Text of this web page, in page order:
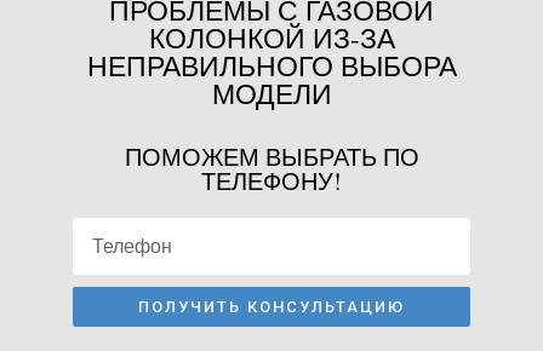
ПРОБЛЕМЫ С ГАЗОВОЙ
КОЛОНКОЙ ИЗ-ЗА
НЕПРАВИЛЬНОГО ВЫБОРА
МОДЕЛИ
ПОМОЖЕМ ВЫБРАТЬ ПО
ТЕЛЕФОНУ!
ПОЛУЧИТЬ КОНСУЛЬТАЦИЮ